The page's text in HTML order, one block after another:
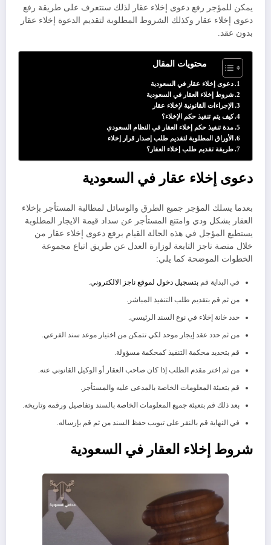
يمكن للمؤجر رفع دعوى إخلاء عقار لذلك سنتعرف على طريقة رفع
دعوى إخلاء عقار وكذلك الشروط المطلوبة لتقديم الدعوة إخلاء عقار
بدون عقد.
محتويات المقال
دعوى إخلاء عقار في السعودية
شروط إخلاء العقار في السعودية
الإجراءات القانونية لإخلاء عقار
كيف يتم تنفيذ حكم الإخلاء؟
مدة تنفيذ حكم إخلاء العقار في النظام السعودي
الأوراق المطلوبة لتقديم طلب إصدار قرار إخلاء
طريقة تقديم طلب إخلاء العقار؟
دعوى إخلاء عقار في السعودية
بعدما يسلك المؤجر جميع الطرق والوسائل لمطالبة المستأجر بإخلاء
العقار بشكل ودي وامتنع المستأجر عن سداد قيمة الايجار المطلوبة
يستطيع المؤجل في هذه الحالة القيام برفع دعوى إخلاء عقار من
خلال منصة ناجز التابعة لوزارة العدل عن طريق اتباع مجموعة
الخطوات الموضحة كما يلي:
في البداية قم بتسجيل دخول لموقع ناجز الالكتروني.
من ثم قم بتقديم طلب التنفيذ المباشر.
حدد خانة إخلاء في نوع السند الرئيسي.
من ثم حدد عقد إيجار موحد لكي تتمكن من اختيار موعد سند الفرعي.
قم بتحديد محكمة التنفيذ كمحكمة مسؤولة.
من ثم اختر مقدم الطلب إذا كان صاحب العقار أو الوكيل القانوني عنه.
قم بتعبئة المعلومات الخاصة بالمدعى عليه والمستأجر.
بعد ذلك قم بتعبئة جميع المعلومات الخاصة بالسند وتفاصيل ورقمه وتاريخه.
في النهاية قم بالنقر على تبويب حفظ السند من ثم قم بإرساله.
شروط إخلاء العقار في السعودية